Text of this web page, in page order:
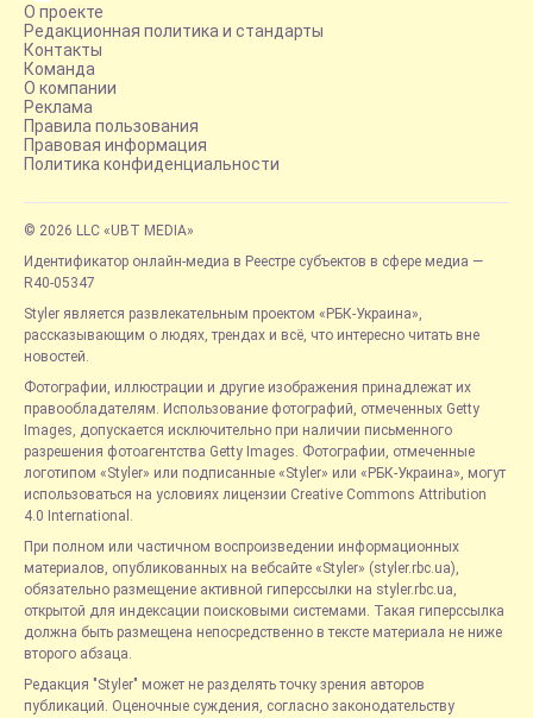
О проекте
Редакционная политика и стандарты
Контакты
Команда
О компании
Реклама
Правила пользования
Правовая информация
Политика конфиденциальности
© 2026 LLC «UBT MEDIA»
Идентификатор онлайн-медиа в Реестре субъектов в сфере медиа —
R40-05347
Styler является развлекательным проектом «РБК-Украина»,
рассказывающим о людях, трендах и всё, что интересно читать вне
новостей.
Фотографии, иллюстрации и другие изображения принадлежат их
правообладателям. Использование фотографий, отмеченных Getty
Images, допускается исключительно при наличии письменного
разрешения фотоагентства Getty Images. Фотографии, отмеченные
логотипом «Styler» или подписанные «Styler» или «РБК-Украина», могут
использоваться на условиях лицензии Creative Commons Attribution
4.0 International.
При полном или частичном воспроизведении информационных
материалов, опубликованных на вебсайте «Styler» (styler.rbc.ua),
обязательно размещение активной гиперссылки на styler.rbc.ua,
открытой для индексации поисковыми системами. Такая гиперссылка
должна быть размещена непосредственно в тексте материала не ниже
второго абзаца.
Редакция "Styler" может не разделять точку зрения авторов
публикаций. Оценочные суждения, согласно законодательству